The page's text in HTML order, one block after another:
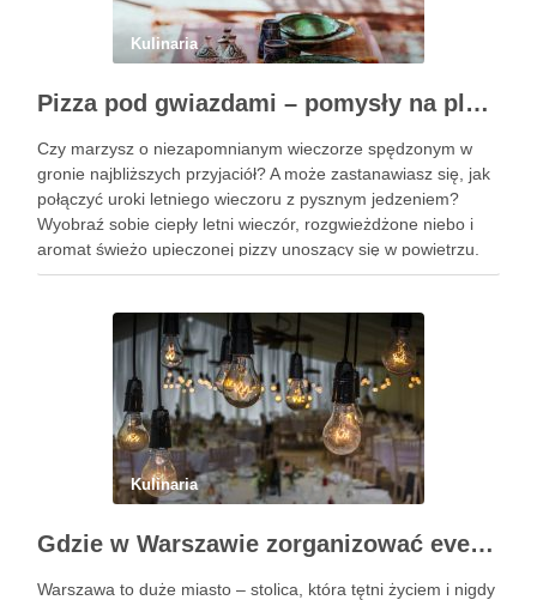
Kulinaria
Pizza pod gwiazdami – pomysły na plenerowy wieczór z przyjaciółmi
Czy marzysz o niezapomnianym wieczorze spędzonym w
gronie najbliższych przyjaciół? A może zastanawiasz się, jak
połączyć uroki letniego wieczoru z pysznym jedzeniem?
Wyobraź sobie ciepły letni wieczór, rozgwieżdżone niebo i
aromat świeżo upieczonej pizzy unoszący się w powietrzu.
Brzmi kusząco, prawda? W tym artykule pokażę Ci, jak
Kulinaria
Gdzie w Warszawie zorganizować event?
Warszawa to duże miasto – stolica, która tętni życiem i nigdy